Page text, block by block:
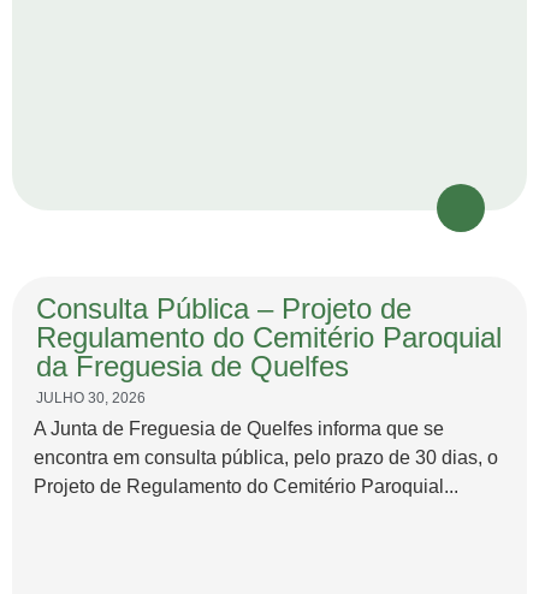
Consulta Pública – Projeto de
Regulamento do Cemitério Paroquial
da Freguesia de Quelfes
JULHO 30, 2026
A Junta de Freguesia de Quelfes informa que se
encontra em consulta pública, pelo prazo de 30 dias, o
Projeto de Regulamento do Cemitério Paroquial...